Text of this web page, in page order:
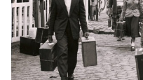
MIGRATIONS
Atlas des